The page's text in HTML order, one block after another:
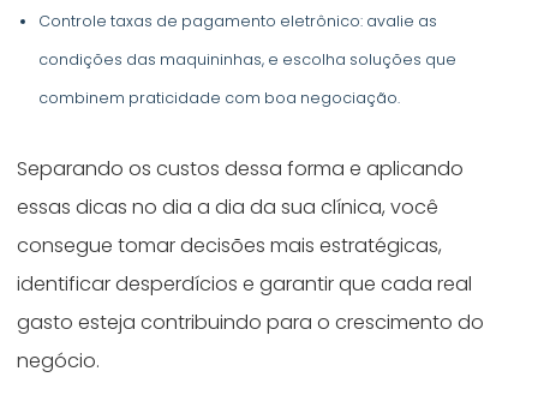
Controle taxas de pagamento eletrônico: avalie as
condições das maquininhas, e escolha soluções que
combinem praticidade com boa negociação.
Separando os custos dessa forma e aplicando
essas dicas no dia a dia da sua clínica, você
consegue tomar decisões mais estratégicas,
identificar desperdícios e garantir que cada real
gasto esteja contribuindo para o crescimento do
negócio.